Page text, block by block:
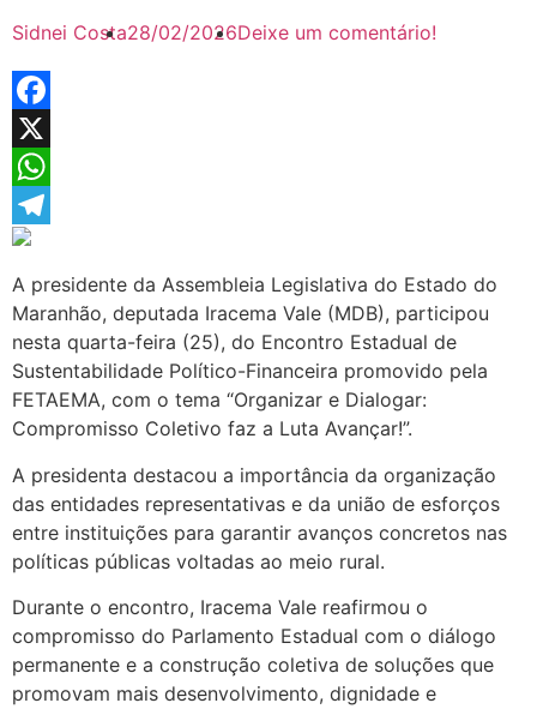
Sidnei Costa28/02/2026Deixe um comentário!
Facebook
X
WhatsApp
Telegram
A presidente da Assembleia Legislativa do Estado do
Maranhão, deputada Iracema Vale (MDB), participou
nesta quarta-feira (25), do Encontro Estadual de
Sustentabilidade Político-Financeira promovido pela
FETAEMA, com o tema “Organizar e Dialogar:
Compromisso Coletivo faz a Luta Avançar!”.
A presidenta destacou a importância da organização
das entidades representativas e da união de esforços
entre instituições para garantir avanços concretos nas
políticas públicas voltadas ao meio rural.
Durante o encontro, Iracema Vale reafirmou o
compromisso do Parlamento Estadual com o diálogo
permanente e a construção coletiva de soluções que
promovam mais desenvolvimento, dignidade e